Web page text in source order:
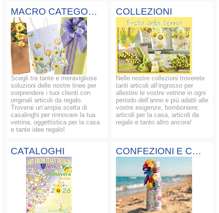
MACRO CATEGORIE
Scegli tra tante e meravigliose
soluzioni delle nostre linee per
sorprendere i tuoi clienti con
originali articoli da regalo.
Troverai un’ampia scelta di
casalinghi per rinnovare la tua
vetrina, oggettistica per la casa
e tante idee regalo!
COLLEZIONI
Nelle nostre collezioni troverete
tanti articoli all’ingrosso per
allestire le vostre vetrine in ogni
periodo dell’anno e più adatti alle
vostre esigenze, bomboniere,
articoli per la casa, articoli da
regalo e tanto altro ancora!
CATALOGHI CONFEZIONI E COMPOSIZIONI